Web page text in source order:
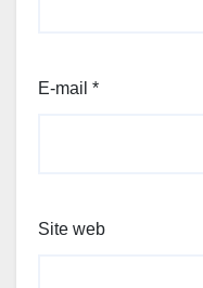
E-mail *
Site web